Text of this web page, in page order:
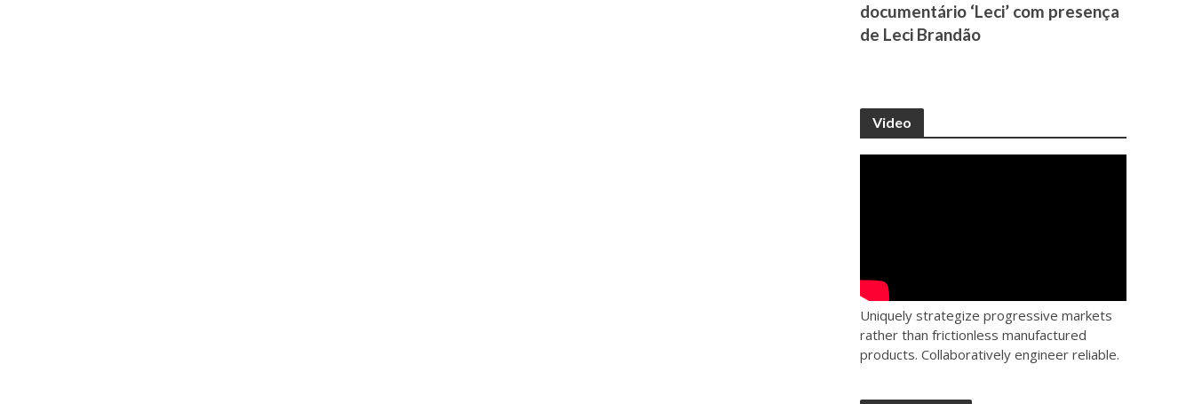
documentário ‘Leci’ com presença
de Leci Brandão
Video
Uniquely strategize progressive markets
rather than frictionless manufactured
products. Collaboratively engineer reliable.